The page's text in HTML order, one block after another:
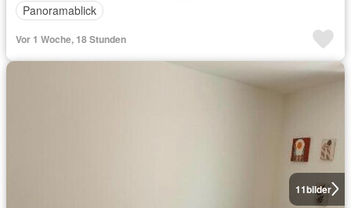
Panoramablick
Vor 1 Woche, 18 Stunden
11bilder